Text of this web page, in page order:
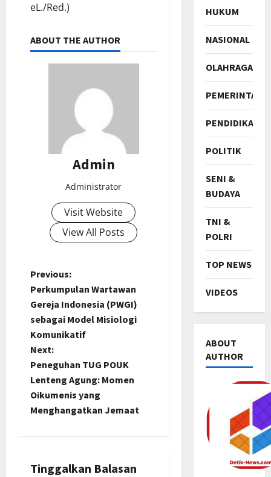
eL./Red.)
ABOUT THE AUTHOR
Admin
Administrator
Visit Website
View All Posts
P
o
s
t
n
a
Previous:
Perkumpulan Wartawan
Gereja Indonesia (PWGI)
sebagai Model Misiologi
Komunikatif
Next:
Peneguhan TUG POUK
Lenteng Agung: Momen
Oikumenis yang
Menghangatkan Jemaat
Tinggalkan Balasan
HUKUM
NASIONAL
OLAHRAGA
PEMERINTAH
PENDIDIKAN
POLITIK
SENI &
BUDAYA
TNI &
POLRI
TOP NEWS
VIDEOS
ABOUT
AUTHOR
R
i
b
u
K
n
a
l
SENI &
H
a
j
a